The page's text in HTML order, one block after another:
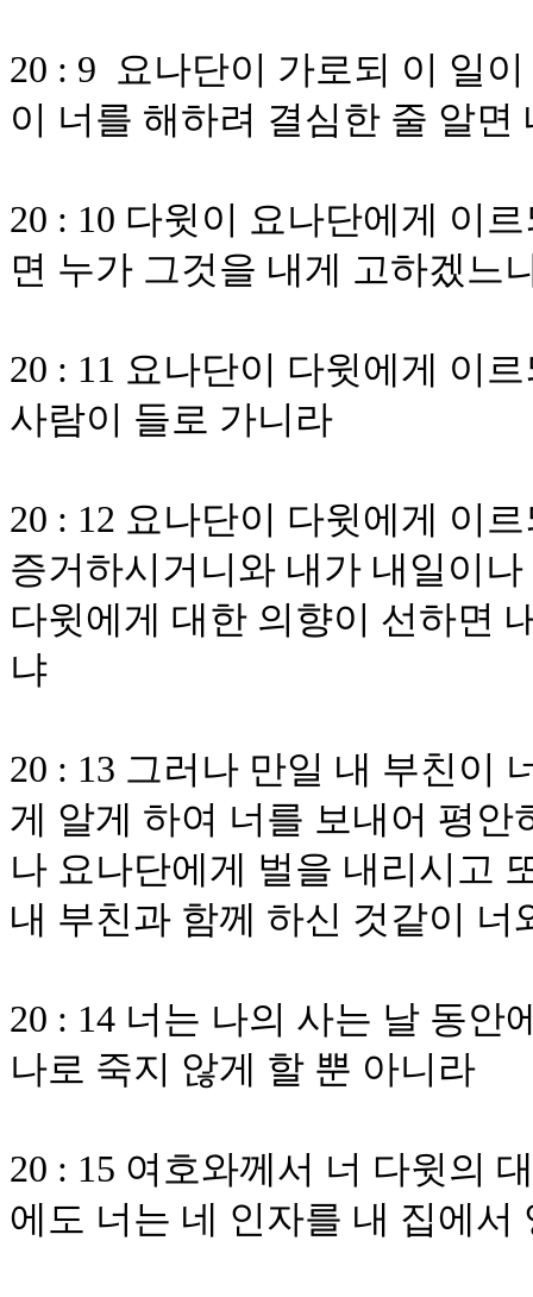
20 : 9 요나단이 가로되 이 일
이 너를 해하려 결심한 줄 알
20 : 10 다윗이 요나단에게 이
면 누가 그것을 내게 고하겠느
20 : 11 요나단이 다윗에게 이
사람이 들로 가니라
20 : 12 요나단이 다윗에게 이
증거하시거니와 내가 내일이
다윗에게 대한 의향이 선하면
냐
20 : 13 그러나 만일 내 부친이
게 알게 하여 너를 보내어 평
나 요나단에게 벌을 내리시고
내 부친과 함께 하신 것같이
20 : 14 너는 나의 사는 날 동안
나로 죽지 않게 할 뿐 아니라
20 : 15 여호와께서 너 다윗의
에도 너는 네 인자를 내 집에